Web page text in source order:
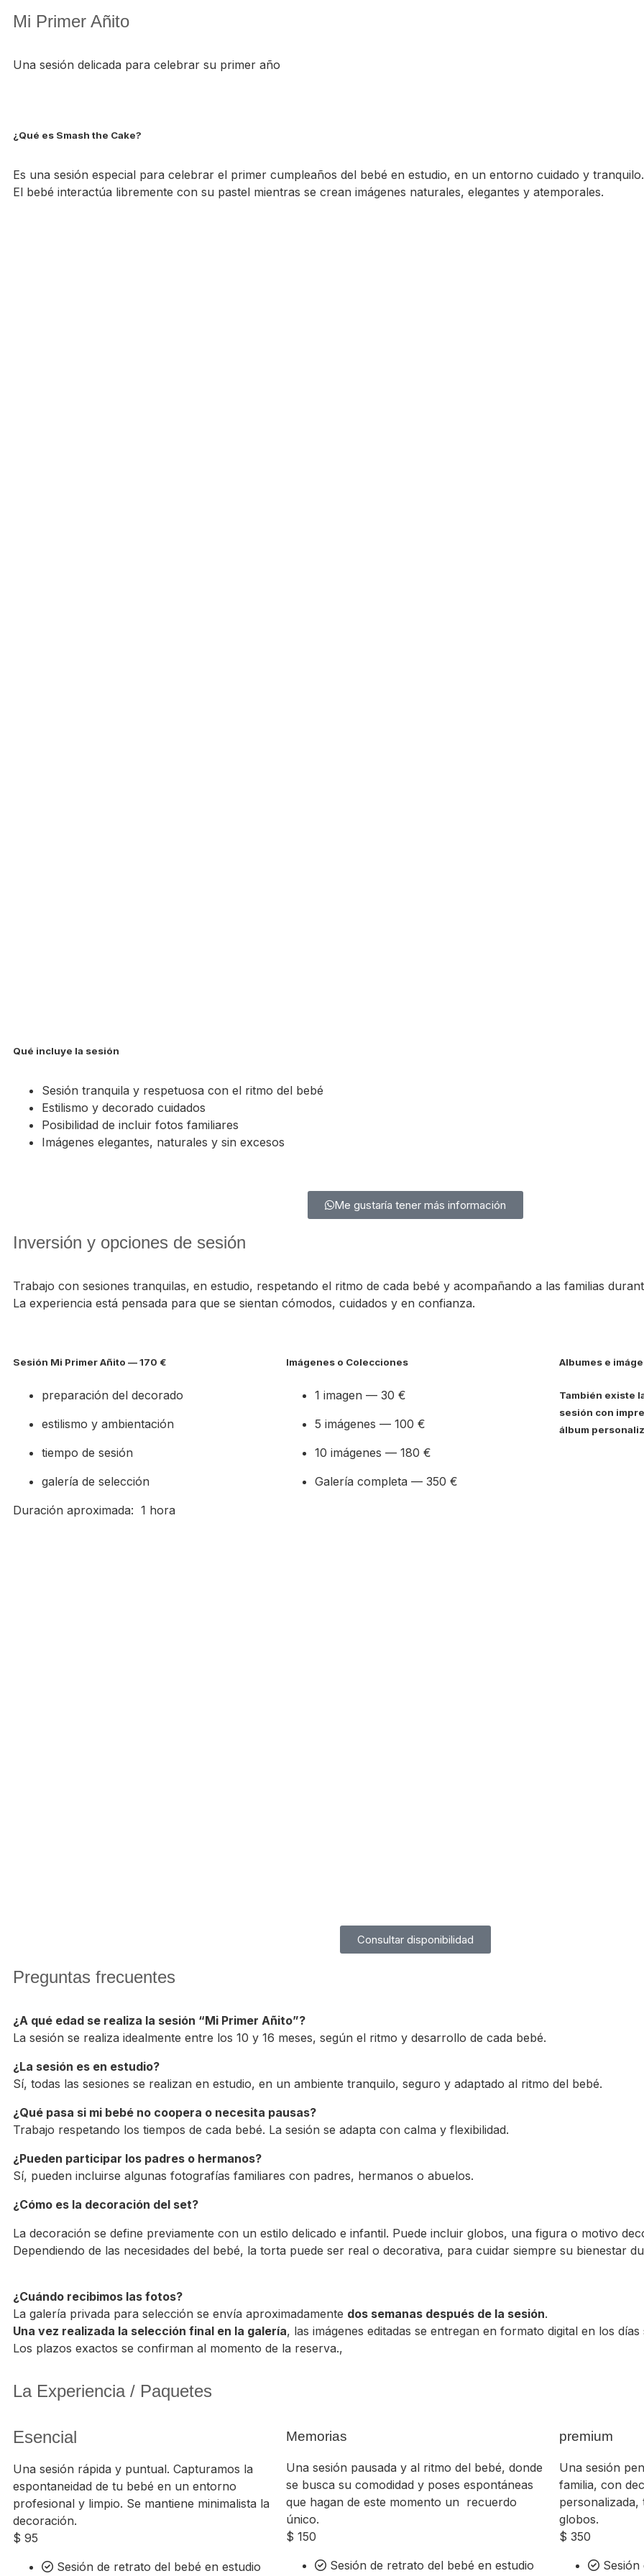
Mi Primer Añito
Una sesión delicada para celebrar su primer año
¿Qué es Smash the Cake?
Es una sesión especial para celebrar el primer cumpleaños del bebé en estudio, en un entorno cuidado y tranquilo.
El bebé interactúa libremente con su pastel mientras se crean imágenes naturales, elegantes y atemporales.
Qué incluye la sesión
Sesión tranquila y respetuosa con el ritmo del bebé
Estilismo y decorado cuidados
Posibilidad de incluir fotos familiares
Imágenes elegantes, naturales y sin excesos
Me gustaría tener más información
Inversión y opciones de sesión
Trabajo con sesiones tranquilas, en estudio, respetando el ritmo de cada bebé y acompañando a las familias
La experiencia está pensada para que se sientan cómodos, cuidados y en confianza.
Sesión Mi Primer Añito — 170 €
preparación del decorado
estilismo y ambientación
tiempo de sesión
galería de selección
Duración aproximada: 1 hora
Imágenes o Colecciones
1 imagen — 30 €
5 imágenes — 100 €
10 imágenes — 180 €
Galería completa — 350 €
Albumes e
También existe
sesión con
álbum
Consultar disponibilidad
Preguntas frecuentes
¿A qué edad se realiza la sesión “Mi Primer Añito”?
La sesión se realiza idealmente entre los 10 y 16 meses, según el ritmo y desarrollo de cada bebé.
¿La sesión es en estudio?
Sí, todas las sesiones se realizan en estudio, en un ambiente tranquilo, seguro y adaptado al ritmo del bebé.
¿Qué pasa si mi bebé no coopera o necesita pausas?
Trabajo respetando los tiempos de cada bebé. La sesión se adapta con calma y flexibilidad.
¿Pueden participar los padres o hermanos?
Sí, pueden incluirse algunas fotografías familiares con padres, hermanos o abuelos.
¿Cómo es la decoración del set?
La decoración se define previamente con un estilo delicado e infantil. Puede incluir globos, una figura o motivo
Dependiendo de las necesidades del bebé, la torta puede ser real o decorativa, para cuidar siempre su bienestar
¿Cuándo recibimos las fotos?
La galería privada para selección se envía aproximadamente dos semanas después de la sesión.
Una vez realizada la selección final en la galería, las imágenes editadas se entregan en formato digital en los días
Los plazos exactos se confirman al momento de la reserva.,
La Experiencia / Paquetes
Esencial
Una sesión rápida y puntual. Capturamos la
espontaneidad de tu bebé en un entorno
profesional y limpio. Se mantiene minimalista la
decoración.
$ 95
Sesión de retrato del bebé en estudio
Memorias
Una sesión pausada y al ritmo del bebé, donde
se busca su comodidad y poses espontáneas
que hagan de este momento un recuerdo
único.
$ 150
Sesión de retrato del bebé en estudio
premium
Una sesión
familia, con
globos.
$ 350